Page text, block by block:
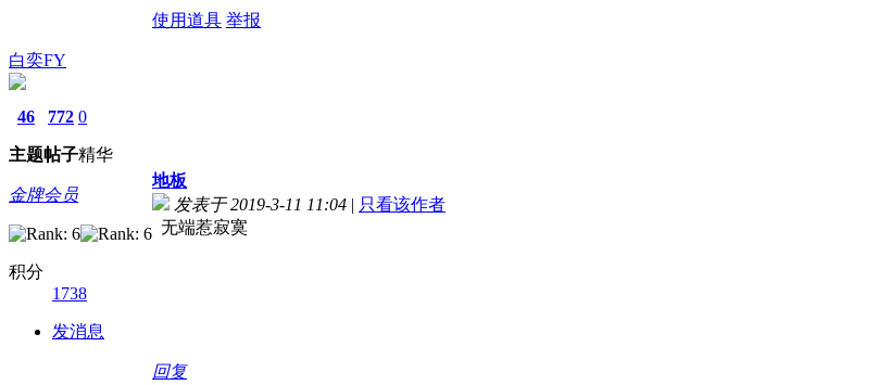
使用道具 举报
白奕FY
46
主题
772
帖子
0
精华
金牌会员
积分
1738
发消息
地板
发表于 2019-3-11 11:04 | 只看该作者
无端惹寂寞
回复